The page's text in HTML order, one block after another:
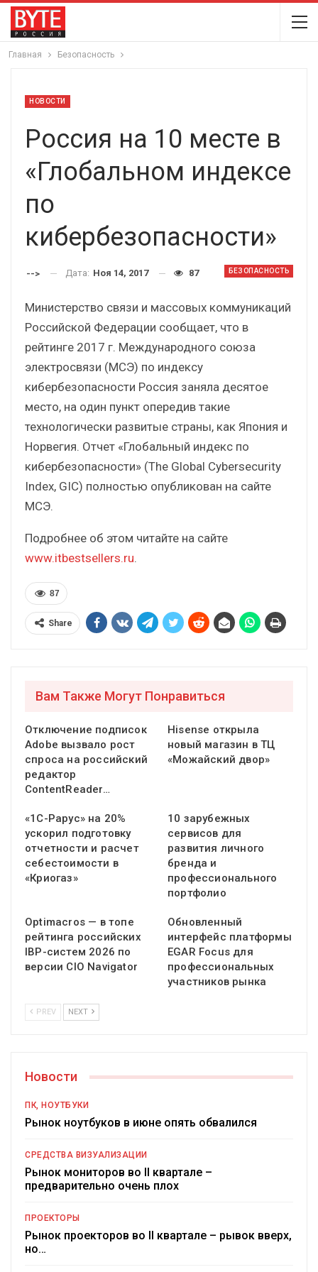
Главная Безопасность
НОВОСТИ
Россия на 10 месте в
«Глобальном индексе
по
кибербезопасности»
БЕЗОПАСНОСТЬ
--> Дата: Ноя 14, 2017 87
Министерство связи и массовых коммуникаций
Российской Федерации сообщает, что в
рейтинге 2017 г. Международного союза
электросвязи (МСЭ) по индексу
кибербезопасности Россия заняла десятое
место, на один пункт опередив такие
технологически развитые страны, как Япония и
Норвегия. Отчет «Глобальный индекс по
кибербезопасности» (The Global Cybersecurity
Index, GIC) полностью опубликован на сайте
МСЭ.
Подробнее об этом читайте на сайте
www.itbestsellers.ru.
87
Share
Вам Также Могут Понравиться
Отключение подписок
Adobe вызвало рост
спроса на российский
редактор
ContentReader…
Hisense открыла
новый магазин в ТЦ
«Можайский двор»
«1С-Рарус» на 20%
ускорил подготовку
отчетности и расчет
себестоимости в
«Криогаз»
10 зарубежных
сервисов для
развития личного
бренда и
профессионального
портфолио
Optimacros — в топе
рейтинга российских
IBP-систем 2026 по
версии CIO Navigator
Обновленный
интерфейс платформы
EGAR Focus для
профессиональных
участников рынка
PREV NEXT
Новости
ПК, НОУТБУКИ
Рынок ноутбуков в июне опять обвалился
СРЕДСТВА ВИЗУАЛИЗАЦИИ
Рынок мониторов во II квартале –
предварительно очень плох
ПРОЕКТОРЫ
Рынок проекторов во II квартале – рывок вверх,
но…